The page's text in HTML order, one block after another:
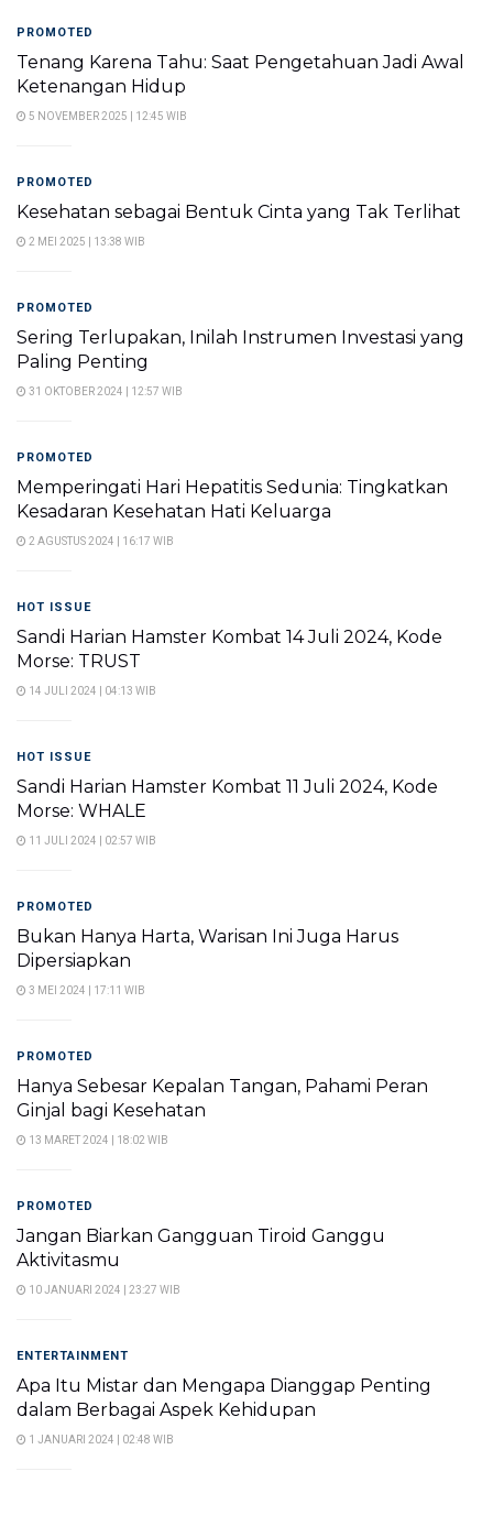
PROMOTED
Tenang Karena Tahu: Saat Pengetahuan Jadi Awal
Ketenangan Hidup
5 NOVEMBER 2025 | 12:45 WIB
PROMOTED
Kesehatan sebagai Bentuk Cinta yang Tak Terlihat
2 MEI 2025 | 13:38 WIB
PROMOTED
Sering Terlupakan, Inilah Instrumen Investasi yang
Paling Penting
31 OKTOBER 2024 | 12:57 WIB
PROMOTED
Memperingati Hari Hepatitis Sedunia: Tingkatkan
Kesadaran Kesehatan Hati Keluarga
2 AGUSTUS 2024 | 16:17 WIB
HOT ISSUE
Sandi Harian Hamster Kombat 14 Juli 2024, Kode
Morse: TRUST
14 JULI 2024 | 04:13 WIB
HOT ISSUE
Sandi Harian Hamster Kombat 11 Juli 2024, Kode
Morse: WHALE
11 JULI 2024 | 02:57 WIB
PROMOTED
Bukan Hanya Harta, Warisan Ini Juga Harus
Dipersiapkan
3 MEI 2024 | 17:11 WIB
PROMOTED
Hanya Sebesar Kepalan Tangan, Pahami Peran
Ginjal bagi Kesehatan
13 MARET 2024 | 18:02 WIB
PROMOTED
Jangan Biarkan Gangguan Tiroid Ganggu
Aktivitasmu
10 JANUARI 2024 | 23:27 WIB
ENTERTAINMENT
Apa Itu Mistar dan Mengapa Dianggap Penting
dalam Berbagai Aspek Kehidupan
1 JANUARI 2024 | 02:48 WIB